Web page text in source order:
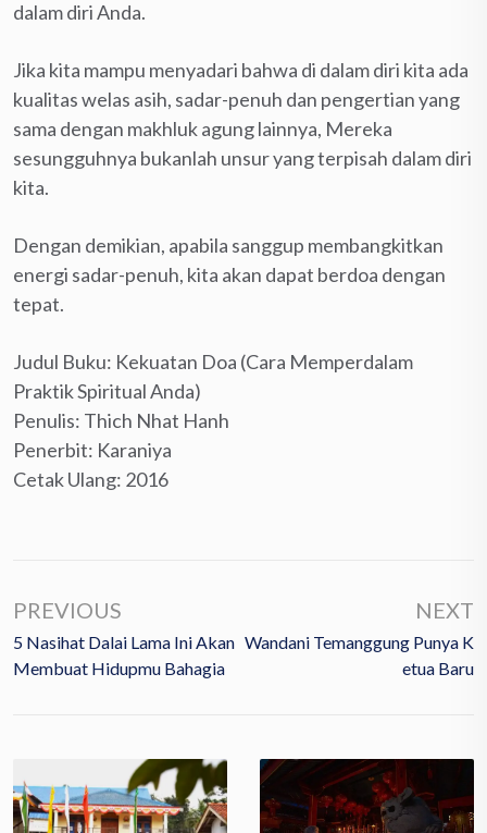
dalam diri Anda.
Jika kita mampu menyadari bahwa di dalam diri kita ada
kualitas welas asih, sadar-penuh dan pengertian yang
sama dengan makhluk agung lainnya, Mereka
sesungguhnya bukanlah unsur yang terpisah dalam diri
kita.
Dengan demikian, apabila sanggup membangkitkan
energi sadar-penuh, kita akan dapat berdoa dengan
tepat.
Judul Buku: Kekuatan Doa (Cara Memperdalam
Praktik Spiritual Anda)
Penulis: Thich Nhat Hanh
Penerbit: Karaniya
Cetak Ulang: 2016
PREVIOUS
5 Nasihat Dalai Lama Ini Akan
Membuat Hidupmu Bahagia
NEXT
Wandani Temanggung Punya K
Etua Baru